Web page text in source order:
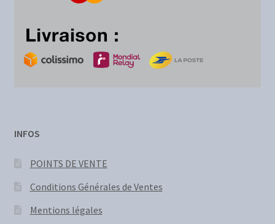
INFOS
POINTS DE VENTE
Conditions Générales de Ventes
Mentions légales